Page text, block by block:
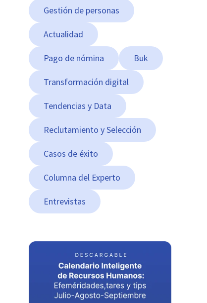
Gestión de personas
Actualidad
Pago de nómina Buk
Transformación digital
Tendencias y Data
Reclutamiento y Selección
Casos de éxito
Columna del Experto
Entrevistas